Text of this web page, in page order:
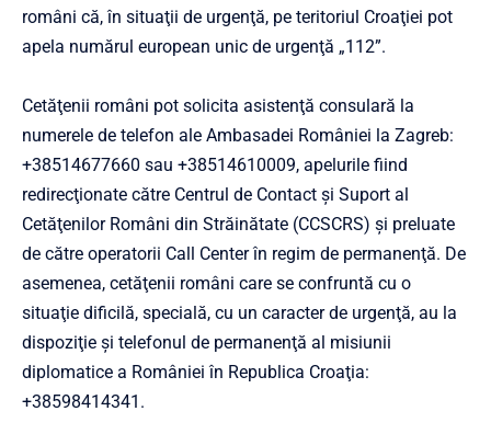
români că, în situaţii de urgenţă, pe teritoriul Croaţiei pot
apela numărul european unic de urgenţă „112”.
Cetăţenii români pot solicita asistenţă consulară la
numerele de telefon ale Ambasadei României la Zagreb:
+38514677660 sau +38514610009, apelurile fiind
redirecţionate către Centrul de Contact şi Suport al
Cetăţenilor Români din Străinătate (CCSCRS) şi preluate
de către operatorii Call Center în regim de permanenţă. De
asemenea, cetăţenii români care se confruntă cu o
situaţie dificilă, specială, cu un caracter de urgenţă, au la
dispoziţie şi telefonul de permanenţă al misiunii
diplomatice a României în Republica Croaţia:
+38598414341.